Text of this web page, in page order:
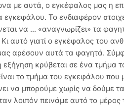
με αυτά, ο εγκέφαλος μας η
Το ενδιαφέρον
να ... «αναγνωρίζει» τα
αυτό γιατί ο εγκέφαλος του
αρέσουν αυτά τα φαγητά.
κρύβεται σε ένα τμήμα
το τμήμα του εγκεφάλου που
να μπορούμε χωρίς να δούμε
λοιπόν πεινάμε αυτό το